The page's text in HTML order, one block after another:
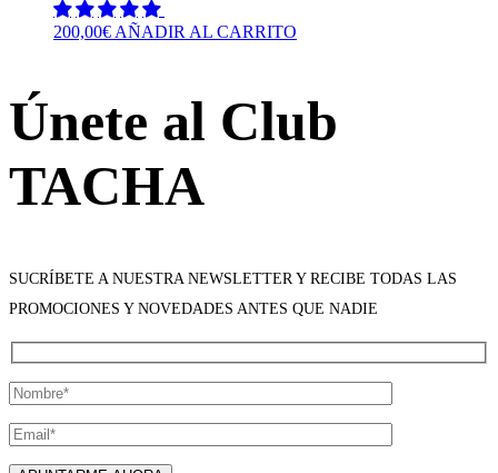
200,00€ AÑADIR AL CARRITO
Únete al Club
TACHA
SUCRÍBETE A NUESTRA NEWSLETTER Y RECIBE TODAS LAS
PROMOCIONES Y NOVEDADES ANTES QUE NADIE